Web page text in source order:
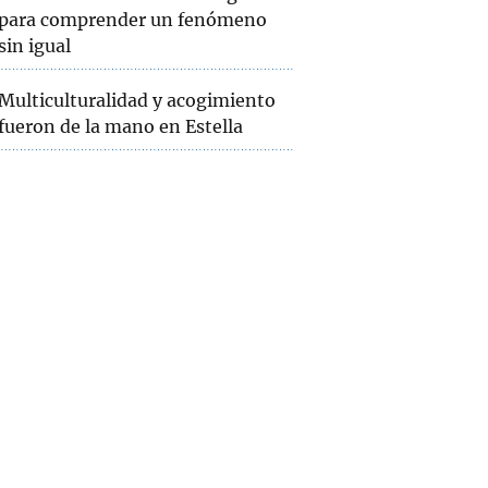
comprender un fenómeno
igual
y acogimiento
de la mano en Estella